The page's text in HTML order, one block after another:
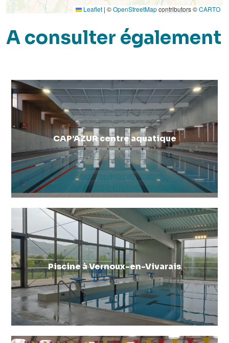
Leaflet | ©OpenStreetMapcontributors ©CARTO
A consulter également
CAP’AZUR centre aquatique
Piscine à Vernoux-en-Vivarais